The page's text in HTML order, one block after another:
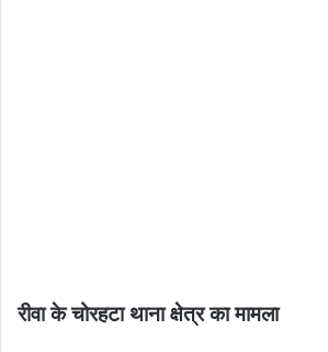
रीवा के चोरहटा थाना क्षेत्र का मामला